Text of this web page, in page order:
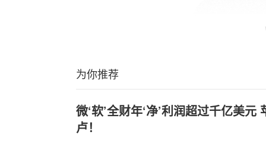
为你推荐
微‘软’全财年‘净’利润超过千亿美
卢！